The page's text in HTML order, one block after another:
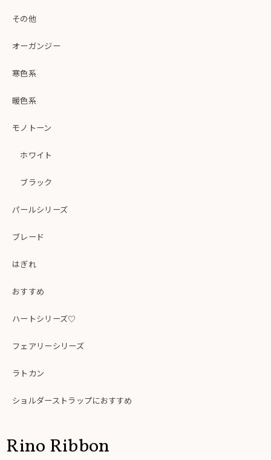
その他
オーガンジー
寒色系
暖色系
モノトーン
ホワイト
ブラック
パールシリーズ
ブレード
はぎれ
おすすめ
ハートシリーズ♡
フェアリーシリーズ
ラトカン
ショルダーストラップにおすすめ
Rino Ribbon